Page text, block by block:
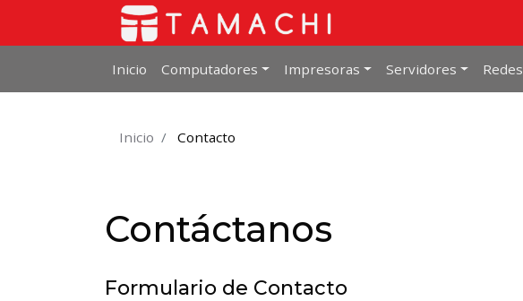
Inicio Computadores Impresoras Servidores Redes
Inicio Contacto
Contáctanos
Formulario de Contacto